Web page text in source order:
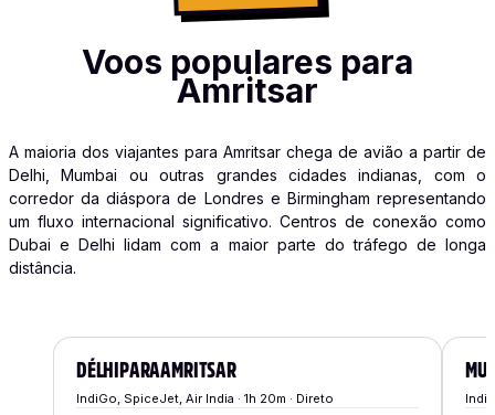
Voos populares para
Amritsar
A maioria dos viajantes para Amritsar chega de avião a partir de
Delhi, Mumbai ou outras grandes cidades indianas, com o
corredor da diáspora de Londres e Birmingham representando
um fluxo internacional significativo. Centros de conexão como
Dubai e Delhi lidam com a maior parte do tráfego de longa
distância.
DÉLHI PARAAMRITSAR
IndiGo, SpiceJet, Air India · 1h 20m · Direto